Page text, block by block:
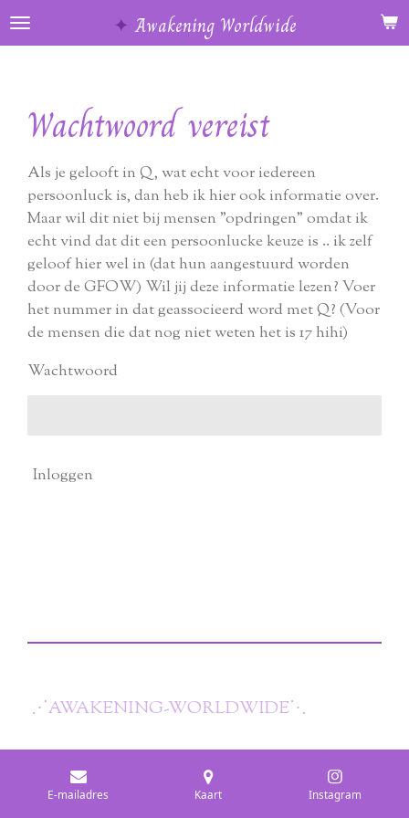
Ga
direct
hoofdinhoud
✦ Awakening Worldwide
Wachtwoord vereist
Als je gelooft in Q, wat echt voor iedereen
persoonluck is, dan heb ik hier ook informatie over.
Maar wil dit niet bij mensen "opdringen" omdat ik
echt vind dat dit een persoonlucke keuze is .. ik zelf
geloof hier wel in (dat hun aangestuurd worden
door de GFOW) Wil jij deze informatie lezen? Voer
het nummer in dat geassocieerd word met Q? (Voor
de mensen die dat nog niet weten het is 17 hihi)
Wachtwoord
Inloggen
⋰AWAKENING-WORLDWIDE⋱
E-mailadres Kaart Instagram